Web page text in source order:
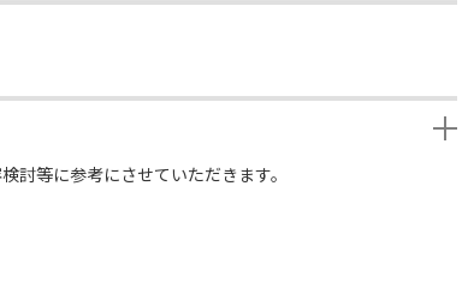
討等に参考にさせていただきます。